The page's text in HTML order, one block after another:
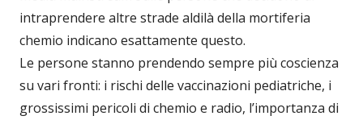
intraprendere altre strade aldilà della mortiferia
chemio indicano esattamente questo.
Le persone stanno prendendo sempre più coscienza
su vari fronti: i rischi delle vaccinazioni pediatriche, i
grossissimi pericoli di chemio e radio, l’importanza di